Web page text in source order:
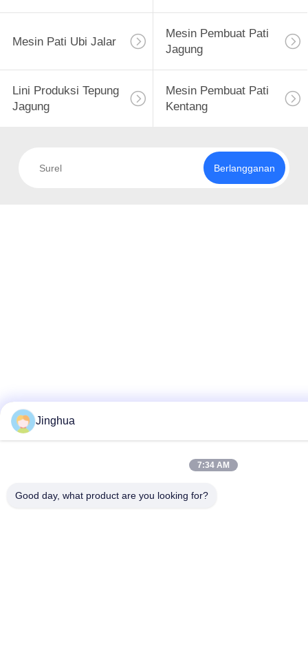
Mesin Pati Ubi Jalar
Mesin Pembuat Pati
Jagung
Lini Produksi Tepung
Jagung
Mesin Pembuat Pati
Kentang
Berlangganan
Jinghua
7:34 AM
Good day, what product are you looking for?